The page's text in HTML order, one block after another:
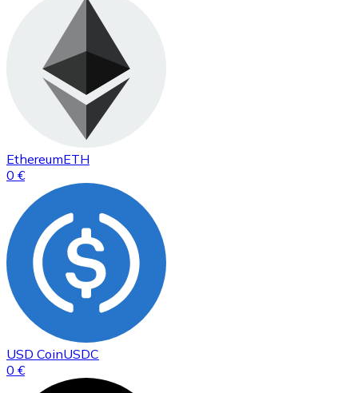
EthereumETH
0 €
USD CoinUSDC
0 €